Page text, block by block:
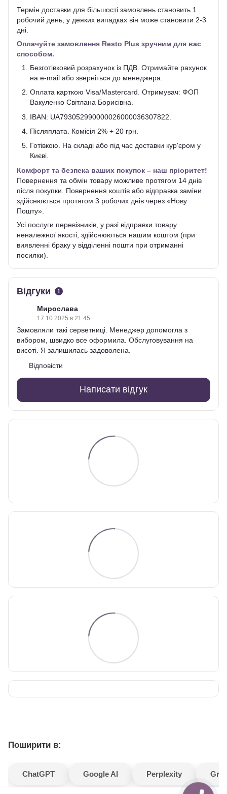
Термін доставки для більшості замовлень становить 1
робочий день, у деяких випадках він може становити 2-3
дні.
Оплачуйте замовлення Resto Plus зручним для вас
способом.
Безготівковий розрахунок із ПДВ. Отримайте рахунок
на e-mail або зверніться до менеджера.
Оплата карткою Visa/Mastercard. Отримувач: ФОП
Вакуленко Світлана Борисівна.
IBAN: UA793052990000026000036307822.
Післяплата. Комісія 2% + 20 грн.
Готівкою. На складі або під час доставки кур'єром у
Києві.
Комфорт та безпека ваших покупок – наш пріоритет!
Повернення та обмін товару можливе протягом 14 днів
після покупки. Повернення коштів або відправка заміни
здійснюється протягом 3 робочих днів через «Нову
Пошту».
Усі послуги перевізників, у разі відправки товару
неналежної якості, здійснюються нашим коштом (при
виявленні браку у відділенні пошти при отриманні
посилки).
Відгуки 1
Мирослава
17.10.2025 в 21:45
Замовляли такі серветниці. Менеджер допомогла з
вибором, швидко все оформила. Обслуговування на
висоті. Я залишилась задоволена.
Відповісти
Написати відгук
Поширити в:
ChatGPT Google AI Perplexity